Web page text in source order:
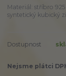
Materiál: stříbro
syntetický kubický
Dostupnost
Nejsme plátci